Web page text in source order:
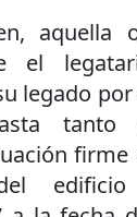
aquella
el
legado por
firme
del